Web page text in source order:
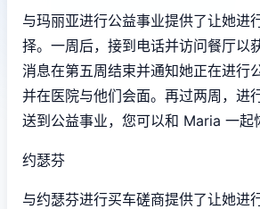
与玛丽亚进行公益事业提供了让她进
择。一周后，接到电话并访问餐厅以
消息在第五周结束并通知她正在进行
并在医院与他们会面。再过两周，进
送到公益事业，您可以和 Maria 一起
约瑟芬
与约瑟芬进行买车磋商提供了让她进